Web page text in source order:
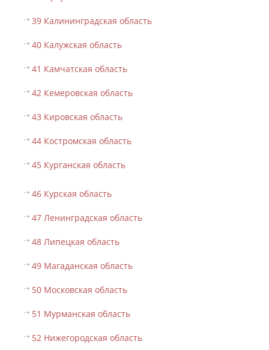
39 Калининградская область
40 Калужская область
41 Камчатская область
42 Кемеровская область
43 Кировская область
44 Костромская область
45 Курганская область
46 Курская область
47 Ленинградская область
48 Липецкая область
49 Магаданская область
50 Московская область
51 Мурманская область
52 Нижегородская область